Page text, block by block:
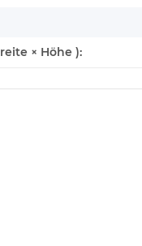
× Höhe ):